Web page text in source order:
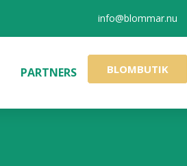
info@blommar.nu
PARTNERS BLOMBUTIK